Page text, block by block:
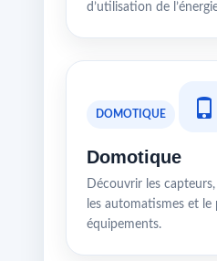
d’utilisation de
DOMOTIQUE
Domotique
Découvrir les
les automatismes et le
équipements.